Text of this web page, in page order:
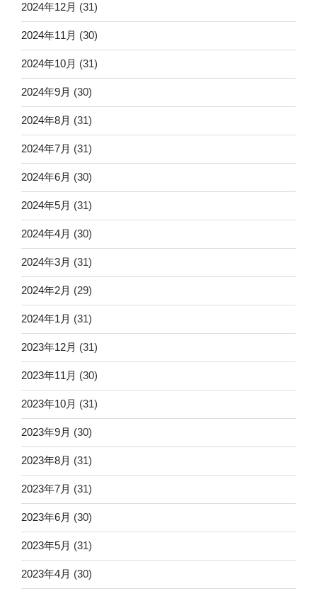
2024年12月 (31)
2024年11月 (30)
2024年10月 (31)
2024年9月 (30)
2024年8月 (31)
2024年7月 (31)
2024年6月 (30)
2024年5月 (31)
2024年4月 (30)
2024年3月 (31)
2024年2月 (29)
2024年1月 (31)
2023年12月 (31)
2023年11月 (30)
2023年10月 (31)
2023年9月 (30)
2023年8月 (31)
2023年7月 (31)
2023年6月 (30)
2023年5月 (31)
2023年4月 (30)